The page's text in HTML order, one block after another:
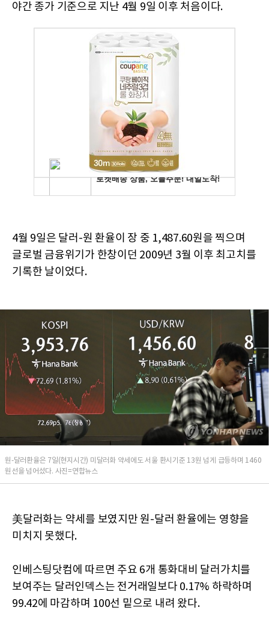
야간 종가 기준으로 지난 4월 9일 이후 처음이다.
4월 9일은 달러-원 환율이 장 중 1,487.60원을 찍으며
글로벌 금융위기가 한창이던 2009년 3월 이후 최고치를
기록한 날이었다.
원-달러환율은 7일(현지시간) 미달러화 약세에도 서울 환시기준 13원 넘게 급등하며 1460
원선을 넘어섰다. 사진=연합뉴스
美달러화는 약세를 보였지만 원-달러 환율에는 영향을
미치지 못했다.
인베스팅닷컴에 따르면 주요 6개 통화대비 달러가치를
보여주는 달러인덱스는 전거래일보다 0.17% 하락하며
99.42에 마감하며 100선 밑으로 내려 왔다.